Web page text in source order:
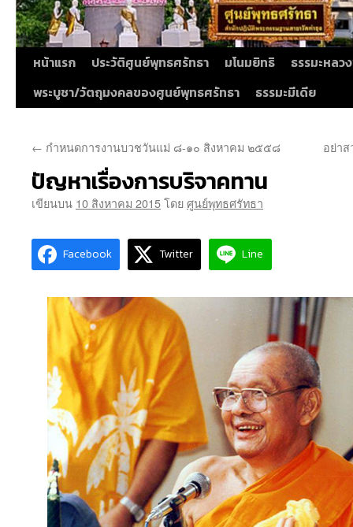
หน้าแรก ประวัติศูนย์พุทธศรัทธา มโนมยิทธิ
ธรรมะหลว
พระบูชา/วัตถุมงคลของศูนย์พุทธศรัทธา
ธรรมะมีเดีย
← กำหนดการงานบวชวันแม่ ๘-๑๐ สิงหาคม ๒๕๕๘ อย่า
ปัญหาเรื่องการบริจาคทาน
เขียนบน 10 สิงหาคม 2015โดยศูนย์พุทธศรัทธา
Facebook Twitter Line